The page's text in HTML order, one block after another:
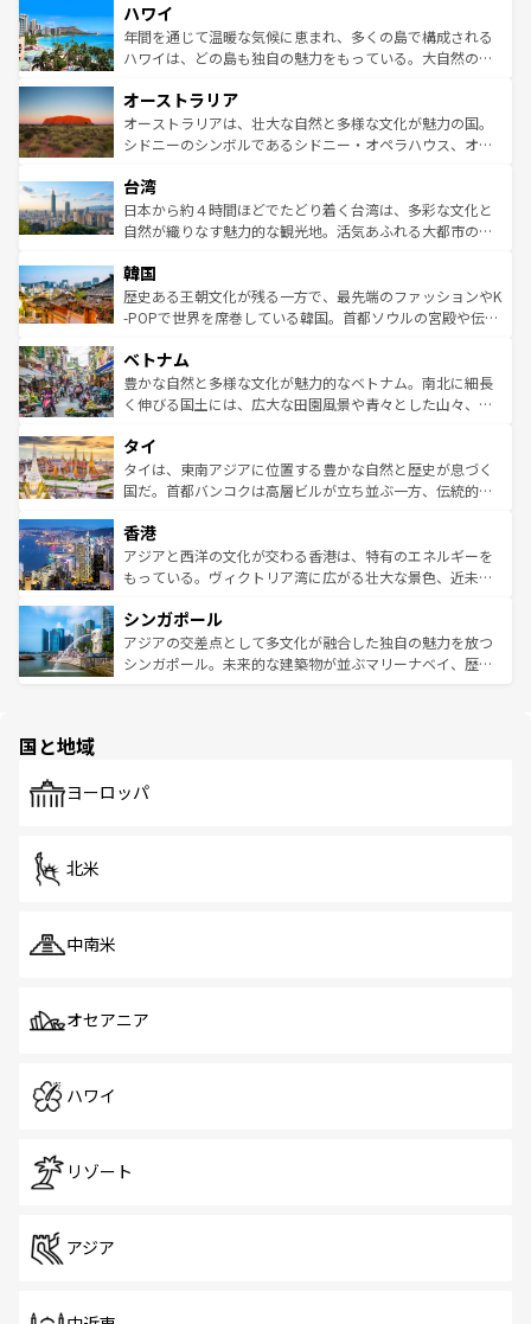
ば市内交通費無料で観光を楽しむこともできる。 なお、新
着のスイス情報はコンテンツ一覧 を参照してほしい。
のような巨大都市は、観光、ショッピング、エンターテイ
ンメントが詰まった刺激的なスポットだ。一方、アメリカ
西部には大自然が広がり、グランドキャニオンやイエロー
部のニューオーリンズでは、音楽と美食が融合した独特の
文化が魅力。旅行者はアメリカの各地域で異なる魅力を楽
しみながら、その多様性と豊かな歴史を感じることができ
ならではの贅沢な旅のスタイルだ。 なお、新着のアメリカ
情報はコンテンツ一覧を参照してほしい。
ハワイ
年間を通じて温暖な気候に恵まれ、多くの島で構成される
ハワイは、どの島も独自の魅力をもっている。大自然の神
ワイ島は見逃せない。また、定番の観光地といえばオアフ
島だが、静かな自然を求めるならマウイ島やカウアイ島が
おすすめ。エメラルドグリーンに輝く海をはじめ、豊かな
れるおもてなしの心で訪れる人々を迎えてくれるハワイの
人々、おいしいローカルフードやハワイアンミュージッ
ク、伝統的なフラダンスなど、すべてがハワイの魅力を彩
ワイを、存分に味わってほしい。 なお、新着のハワイ情報
はコンテンツ一覧を参照してほしい。
オーストラリア
オーストラリアは、壮大な自然と多様な文化が魅力の国。
シドニーのシンボルであるシドニー・オペラハウス、オー
リアリーフや大陸中央部にそびえるウルル（エアーズロッ
ク）、タスマニアの美しい原生林やケアンズの熱帯雨林な
ど、見どころがたくさん。また、カフェやワイン、オージ
いる。アクティビティも充実しており、サーフィンやダイ
ビング、ハイキングなど、アウトドア好きにはたまらな
い。オーストラリアの多彩な魅力を存分に味わいつくそ
参照してほしい。
台湾
日本から約４時間ほどでたどり着く台湾は、多彩な文化と
自然が織りなす魅力的な観光地。活気あふれる大都市の台
ン）、静ひつな山岳地帯である台湾東部など、都市の喧騒
と山間の静けさが共存しており、訪れる人に新しい発見と
驚きをもたらしてくれる。また、奥深い台湾の食文化も魅
容にもいいと評判のスイーツなど、バラエティ豊かな料理
が味わえる。 なお、新着の台湾情報は コンテンツ一覧を参
照してほしい。
韓国
歴史ある王朝文化が残る一方で、最先端のファッションやK
-POPで世界を席巻している韓国。首都ソウルの宮殿や伝統
き、地方に足を延ばせば四季折々の自然美を楽しむことが
できる。そして、キムチや焼肉、絶品のストリートフード
まで、さまざまな韓国料理が待っている。夜には、韓国な
リティに包まれながら、韓国の多彩な魅力を心ゆくまで味
わってみてほしい。 なお、新着の韓国情報はコンテンツ一
覧を参照してほしい。
ベトナム
豊かな自然と多様な文化が魅力的なベトナム。南北に細長
く伸びる国土には、広大な田園風景や青々とした山々、世
急速な発展と共に伝統が息づく。ハノイの古い町並みやホ
ーチミン市のフランス統治時代の建物も、独特の雰囲気を
醸し出している。また、バラエティの豊かさとおいしさで
とつ。フォーやバインミー、ベトナムコーヒーなどは、ぜ
ひ現地で味わいたい。どの地域を訪れてもあたたかい人々
が旅行者を迎えてくれるので、きっと忘れられない旅にな
参照してほしい。
タイ
タイは、東南アジアに位置する豊かな自然と歴史が息づく
国だ。首都バンコクは高層ビルが立ち並ぶ一方、伝統的な
の活気が交差している。北部ではチェンマイなどの山岳地
帯で自然と触れ合い、南部ではプーケットやクラビの美し
いビーチでリゾート気分を楽しむことができる。タイ料理
激する。気候は一年中温暖で、どの季節にも異なる楽しみ
が待っている。親しみやすいタイの人々、仏教を中心とし
た文化、そして多様な観光資源が、訪れる旅人を魅了し続
香港
アジアと西洋の文化が交わる香港は、特有のエネルギーを
もっている。ヴィクトリア湾に広がる壮大な景色、近未来
み、どこを訪れても感動するはず。観光スポットが密集し
ており、効率よく見どころを回れるのも魅力。息をのむよ
うな絶景から文化的な体験まで、香港を存分に楽しみ尽く
シンガポール
アジアの交差点として多文化が融合した独自の魅力を放つ
シンガポール。未来的な建築物が並ぶマリーナベイ、歴史
で、ホーカーズは地元の風情を楽しめる外せないスポット
国と地域
ヨーロッパ
北米
中南米
オセアニア
ハワイ
リゾート
アジア